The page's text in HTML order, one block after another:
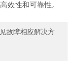
效性和可靠性。
故障相应解决方